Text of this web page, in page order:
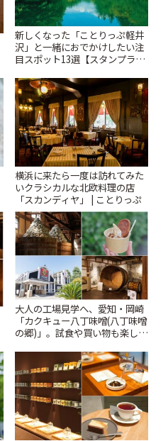
新しくなった「ことりっぷ軽井
沢」と一緒におでかけしたい注
目スポット13選【スタンプラリ
横浜に来たら一度は訪れてみた
いクラシカルな北欧料理の店
「スカンディヤ」 | ことりっぷ
大人の工場見学へ、愛知・岡崎
「カクキュー八丁味噌(八丁味噌
の郷)」。試食や買い物も楽しみ